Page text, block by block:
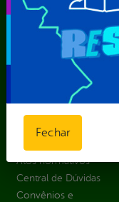
Talhada-
Portal da
Transparência
Educação
Atos normativos
Central de Dúvidas
Convênios e
Fechar